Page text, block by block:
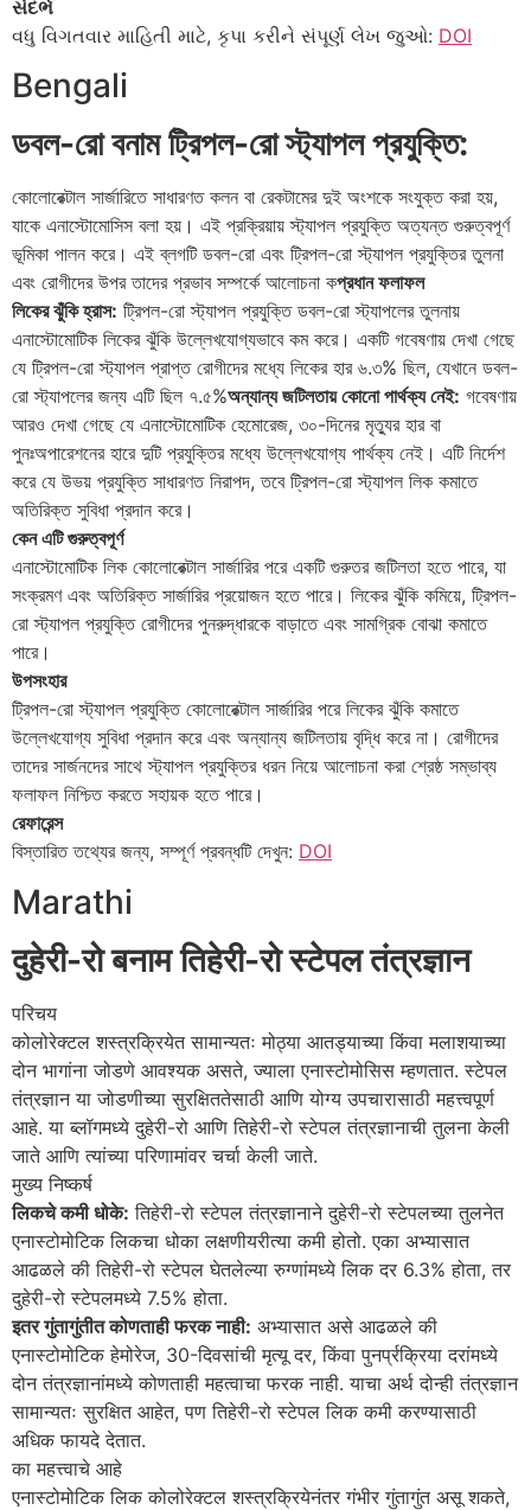
સંદર્ભ
વધુ વિગતવાર માહિતી માટે, કૃપા કરીને સંપૂર્ણ લેખ જુઓ: DOI
Bengali
ডবল-রো বনাম ট্রিপল-রো স্ট্যাপল প্রযুক্তি:
কোলোরেক্টাল সার্জারিতে সাধারণত কলন বা রেকটামের দুই অংশকে সংযুক্ত করা হয়,
যাকে এনাস্টোমোসিস বলা হয়। এই প্রক্রিয়ায় স্ট্যাপল প্রযুক্তি অত্যন্ত গুরুত্বপূর্ণ
ভূমিকা পালন করে। এই ব্লগটি ডবল-রো এবং ট্রিপল-রো স্ট্যাপল প্রযুক্তির তুলনা
এবং রোগীদের উপর তাদের প্রভাব সম্পর্কে আলোচনা কপ্রধান ফলাফল
লিকের ঝুঁকি হ্রাস: ট্রিপল-রো স্ট্যাপল প্রযুক্তি ডবল-রো স্ট্যাপলের তুলনায়
এনাস্টোমোটিক লিকের ঝুঁকি উল্লেখযোগ্যভাবে কম করে। একটি গবেষণায় দেখা গেছে
যে ট্রিপল-রো স্ট্যাপল প্রাপ্ত রোগীদের মধ্যে লিকের হার ৬.৩% ছিল, যেখানে ডবল-
রো স্ট্যাপলের জন্য এটি ছিল ৭.৫%অন্যান্য জটিলতায় কোনো পার্থক্য নেই: গবেষণায়
আরও দেখা গেছে যে এনাস্টোমোটিক হেমোরেজ, ৩০-দিনের মৃত্যুর হার বা
পুনঃঅপারেশনের হারে দুটি প্রযুক্তির মধ্যে উল্লেখযোগ্য পার্থক্য নেই। এটি নির্দেশ
করে যে উভয় প্রযুক্তি সাধারণত নিরাপদ, তবে ট্রিপল-রো স্ট্যাপল লিক কমাতে
অতিরিক্ত সুবিধা প্রদান করে।
কেন এটি গুরুত্বপূর্ণ
এনাস্টোমোটিক লিক কোলোরেক্টাল সার্জারির পরে একটি গুরুতর জটিলতা হতে পারে, যা
সংক্রমণ এবং অতিরিক্ত সার্জারির প্রয়োজন হতে পারে। লিকের ঝুঁকি কমিয়ে, ট্রিপল-
রো স্ট্যাপল প্রযুক্তি রোগীদের পুনরুদ্ধারকে বাড়াতে এবং সামগ্রিক বোঝা কমাতে
পারে।
উপসংহার
ট্রিপল-রো স্ট্যাপল প্রযুক্তি কোলোরেক্টাল সার্জারির পরে লিকের ঝুঁকি কমাতে
উল্লেখযোগ্য সুবিধা প্রদান করে এবং অন্যান্য জটিলতায় বৃদ্ধি করে না। রোগীদের
তাদের সার্জনদের সাথে স্ট্যাপল প্রযুক্তির ধরন নিয়ে আলোচনা করা শ্রেষ্ঠ সম্ভাব্য
ফলাফল নিশ্চিত করতে সহায়ক হতে পারে।
রেফারেন্স
বিস্তারিত তথ্যের জন্য, সম্পূর্ণ প্রবন্ধটি দেখুন: DOI
Marathi
दुहेरी-रो बनाम तिहेरी-रो स्टेपल तंत्रज्ञान
परिचय
कोलोरेक्टल शस्त्रक्रियेत सामान्यतः मोठ्या आतड्याच्या किंवा मलाशयाच्या
दोन भागांना जोडणे आवश्यक असते, ज्याला एनास्टोमोसिस म्हणतात. स्टेपल
तंत्रज्ञान या जोडणीच्या सुरक्षिततेसाठी आणि योग्य उपचारासाठी महत्त्वपूर्ण
आहे. या ब्लॉगमध्ये दुहेरी-रो आणि तिहेरी-रो स्टेपल तंत्रज्ञानाची तुलना केली
जाते आणि त्यांच्या परिणामांवर चर्चा केली जाते.
मुख्य निष्कर्ष
लिकचे कमी धोके: तिहेरी-रो स्टेपल तंत्रज्ञानाने दुहेरी-रो स्टेपलच्या तुलनेत
एनास्टोमोटिक लिकचा धोका लक्षणीयरीत्या कमी होतो. एका अभ्यासात
आढळले की तिहेरी-रो स्टेपल घेतलेल्या रुग्णांमध्ये लिक दर 6.3% होता, तर
दुहेरी-रो स्टेपलमध्ये 7.5% होता.
इतर गुंतागुंतीत कोणताही फरक नाही: अभ्यासात असे आढळले की
एनास्टोमोटिक हेमोरेज, 30-दिवसांची मृत्यू दर, किंवा पुनर्प्रक्रिया दरांमध्ये
दोन तंत्रज्ञानांमध्ये कोणताही महत्वाचा फरक नाही. याचा अर्थ दोन्ही तंत्रज्ञान
सामान्यतः सुरक्षित आहेत, पण तिहेरी-रो स्टेपल लिक कमी करण्यासाठी
अधिक फायदे देतात.
का महत्त्वाचे आहे
एनास्टोमोटिक लिक कोलोरेक्टल शस्त्रक्रियेनंतर गंभीर गुंतागुंत असू शकते,